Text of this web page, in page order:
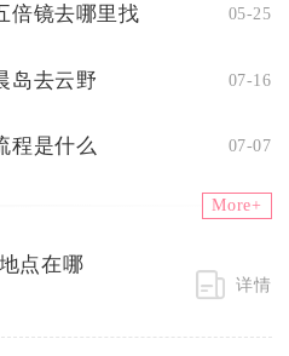
倍镜去哪里找 05-25
岛去云野 07-16
程是什么 07-07
More+
点在哪
详情